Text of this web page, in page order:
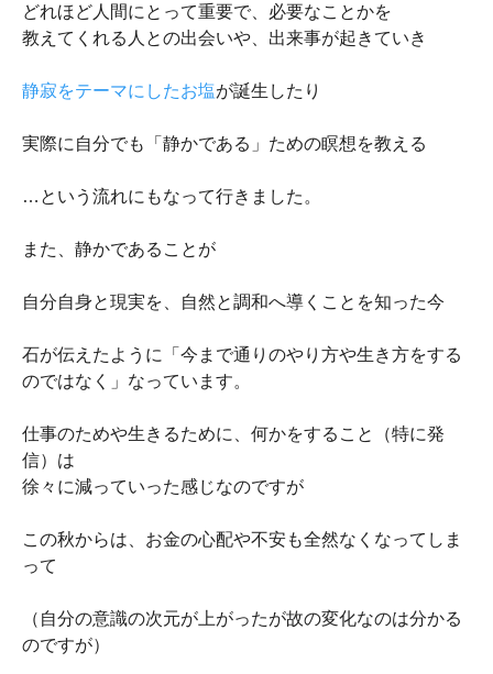
どれほど人間にとって重要で、必要なことかを
教えてくれる人との出会いや、出来事が起きていき
静寂をテーマにしたお塩が誕生したり
実際に自分でも「静かである」ための瞑想を教える
…という流れにもなって行きました。
また、静かであることが
自分自身と現実を、自然と調和へ導くことを知った今
石が伝えたように「今まで通りのやり方や生き方をする
のではなく」なっています。
仕事のためや生きるために、何かをすること（特に発
信）は
徐々に減っていった感じなのですが
この秋からは、お金の心配や不安も全然なくなってしま
って
（自分の意識の次元が上がったが故の変化なのは分かる
のですが）